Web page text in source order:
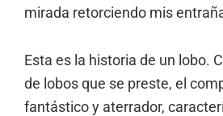
mirada retorciendo mis
Esta es la historia de un lobo.
de lobos que se preste, el
fantástico y aterrador,